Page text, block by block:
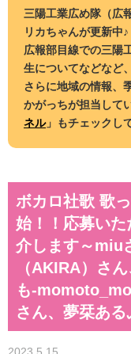
三陽工業広め隊（広
リカちゃんが更新中♪
広報部目線での三陽
生についてなどなど
さらに地域の情報、
かがっちが担当して
ネル」もチェックし
ボカロ社歌 歌
始！！応募い
介します～miu
（AKIRA）さ
も-
さん、夢栞ある
2023.5.15